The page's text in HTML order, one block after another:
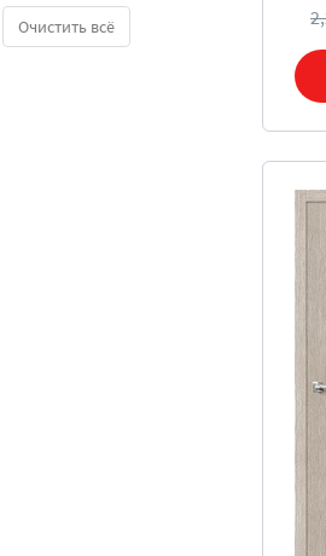
Очистить всё